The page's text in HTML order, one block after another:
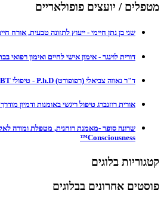
מטפלים / יועצים פופולאריים
שני בן נתן חיימי - ייעוץ לתזונה טבעית, אורח
דורית לוינגר - אימון אישי לחיים ואימון רפואי
ד"ר נאווה צביאלי (רפופורט) P.h.D - טיפולי CBT בתל אביב
אורית רוזנברג טיפול ריגשי באומנות ודמיון
Consciousness™
קטגוריות בלוגים
פוסטים אחרונים בבלוגים